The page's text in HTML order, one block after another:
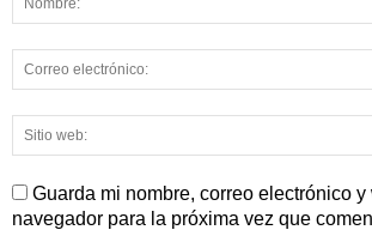
Guarda mi nombre, correo electrónico y
navegador para la próxima vez que